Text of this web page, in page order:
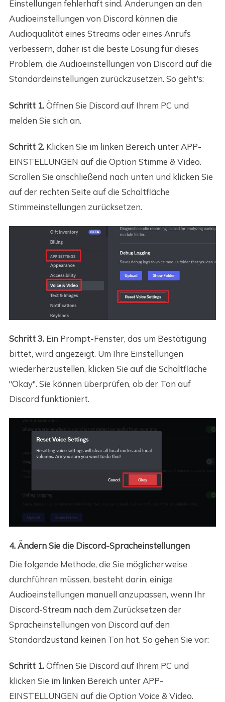
Einstellungen fehlerhaft sind. Änderungen an den
Audioeinstellungen von Discord können die
Audioqualität eines Streams oder eines Anrufs
verbessern, daher ist die beste Lösung für dieses
Problem, die Audioeinstellungen von Discord auf die
Standardeinstellungen zurückzusetzen. So geht's:
Schritt 1.Öffnen Sie Discord auf Ihrem PC und
melden Sie sich an.
Schritt 2.Klicken Sie im linken Bereich unter APP-
EINSTELLUNGEN auf die Option Stimme & Video.
Scrollen Sie anschließend nach unten und klicken Sie
auf der rechten Seite auf die Schaltfläche
Stimmeinstellungen zurücksetzen.
Schritt 3. Ein Prompt-Fenster, das um Bestätigung
bittet, wird angezeigt. Um Ihre Einstellungen
wiederherzustellen, klicken Sie auf die Schaltfläche
"Okay". Sie können überprüfen, ob der Ton auf
Discord funktioniert.
4. Ändern Sie die Discord-Spracheinstellungen
Die folgende Methode, die Sie möglicherweise
durchführen müssen, besteht darin, einige
Audioeinstellungen manuell anzupassen, wenn Ihr
Discord-Stream nach dem Zurücksetzen der
Spracheinstellungen von Discord auf den
Standardzustand keinen Ton hat. So gehen Sie vor:
Schritt 1.Öffnen Sie Discord auf Ihrem PC und
klicken Sie im linken Bereich unter APP-
EINSTELLUNGEN auf die Option Voice & Video.